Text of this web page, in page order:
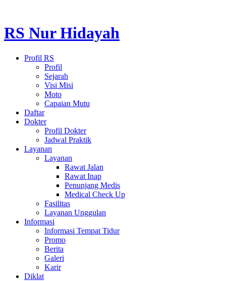
RS Nur Hidayah
Profil RS
Profil
Sejarah
Visi Misi
Moto
Capaian Mutu
Daftar
Dokter
Profil Dokter
Jadwal Praktik
Layanan
Layanan
Rawat Jalan
Rawat Inap
Penunjang Medis
Medical Check Up
Fasilitas
Layanan Unggulan
Informasi
Informasi Tempat Tidur
Promo
Berita
Galeri
Karir
Diklat